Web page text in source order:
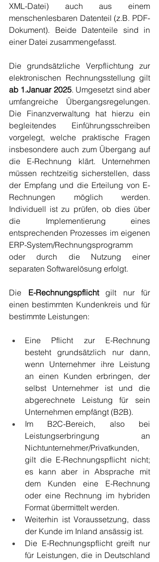
XML-Datei) auch aus einem
menschenlesbaren Datenteil (z.B. PDF-
Dokument). Beide Datenteile sind in
einer Datei zusammengefasst.
Die grundsätzliche Verpflichtung zur
ab 1.Januar 2025. Umgesetzt sind aber
umfangreiche Übergangsregelungen.
Die Finanzverwaltung hat hierzu ein
begleitendes Einführungsschreiben
vorgelegt, welche praktische Fragen
insbesondere auch zum Übergang auf
die E-Rechnung klärt. Unternehmen
müssen rechtzeitig sicherstellen, dass
der Empfang und die Erteilung von E-
Rechnungen möglich werden.
Individuell ist zu prüfen, ob dies über
die Implementierung eines
entsprechenden Prozesses im eigenen
ERP-System/Rechnungsprogramm
oder durch die Nutzung einer
separaten Softwarelösung erfolgt.
Die E-Rechnungspflicht gilt nur für
einen bestimmten Kundenkreis und für
bestimmte Leistungen:
Eine Pflicht zur E-Rechnung
besteht grundsätzlich nur dann,
wenn Unternehmer ihre Leistung
an einen Kunden erbringen, der
selbst Unternehmer ist und die
abgerechnete Leistung für sein
Unternehmen empfängt (B2B).
Im B2C-Bereich, also bei
Leistungserbringung an
Nichtunternehmer/Privatkunden,
gilt die E-Rechnungspflicht nicht;
es kann aber in Absprache mit
dem Kunden eine E-Rechnung
oder eine Rechnung im hybriden
Format übermittelt werden.
Weiterhin ist Voraussetzung, dass
der Kunde im Inland ansässig ist.
Die E-Rechnungspflicht greift nur
für Leistungen, die in Deutschland